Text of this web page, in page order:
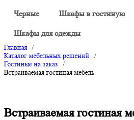
Черные Шкафы в гостиную
Шкафы для одежды
Главная
/
Каталог мебельных решений
/
Гостиные на заказ
/
Встраиваемая гостиная мебель
Встраиваемая гостиная